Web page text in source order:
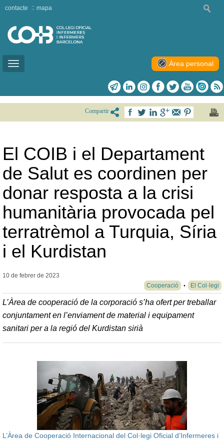
Toggle
contacte mapa
Àrea personal
Compartir
El COIB i el Departament
de Salut es coordinen per
donar resposta a la crisi
humanitària provocada pel
terratrèmol a Turquia, Síria
i el Kurdistan
10 de febrer de 2023
Cooperació
El Col·legi
L’Àrea de cooperació de la corporació s’ha ofert per treballar
conjuntament en l’enviament de material i equipament
sanitari per a la regió del Kurdistan sirià
L’Àrea de Cooperació Internacional del Col·legi Oficial d’Infermeres i